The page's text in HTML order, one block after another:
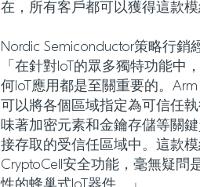
在，所有客戶都可以獲得這款模
Nordic Semiconductor策略行銷
「在針對IoT的眾多獨特功能中
何IoT應用都是至關重要的。Arm
可以將各個區域指定為可信任
味著加密元素和金鑰存儲等關
接存取的受信任區域中。這款模
CryptoCell安全功能，毫無疑問